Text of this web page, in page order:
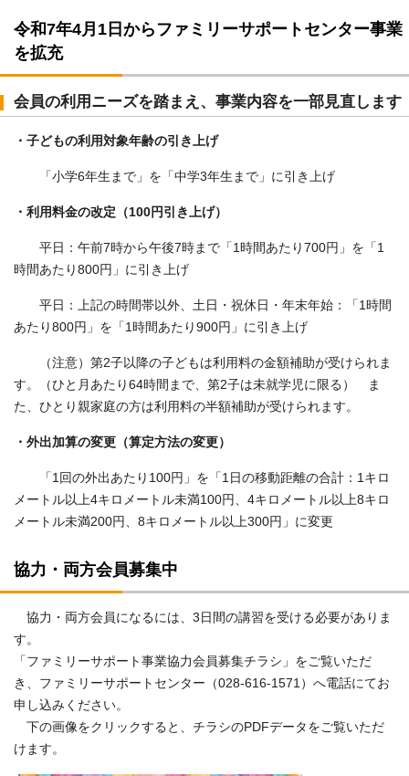
令和7年4月1日からファミリーサポートセンター事業
を拡充
会員の利用ニーズを踏まえ、事業内容を一部見直します
・子どもの利用対象年齢の引き上げ
「小学6年生まで」を「中学3年生まで」に引き上げ
・利用料金の改定（100円引き上げ）
平日：午前7時から午後7時まで「1時間あたり700円」を「1
時間あたり800円」に引き上げ
平日：上記の時間帯以外、土日・祝休日・年末年始：「1時間
あたり800円」を「1時間あたり900円」に引き上げ
（注意）第2子以降の子どもは利用料の金額補助が受けられま
す。（ひと月あたり64時間まで、第2子は未就学児に限る） ま
た、ひとり親家庭の方は利用料の半額補助が受けられます。
・外出加算の変更（算定方法の変更）
「1回の外出あたり100円」を「1日の移動距離の合計：1キロ
メートル以上4キロメートル未満100円、4キロメートル以上8キロ
メートル未満200円、8キロメートル以上300円」に変更
協力・両方会員募集中
協力・両方会員になるには、3日間の講習を受ける必要がありま
す。
「ファミリーサポート事業協力会員募集チラシ」をご覧いただ
き、ファミリーサポートセンター（028-616-1571）へ電話にてお
申し込みください。
下の画像をクリックすると、チラシのPDFデータをご覧いただ
けます。